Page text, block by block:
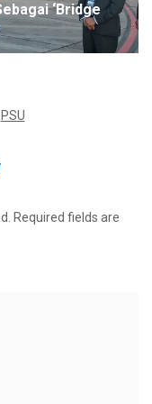
‘Bridge
PSU
Required fields are